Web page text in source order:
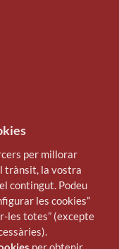
per millorar
trànsit, la vostra
contingut. Podeu
les cookies”
les totes” (excepte